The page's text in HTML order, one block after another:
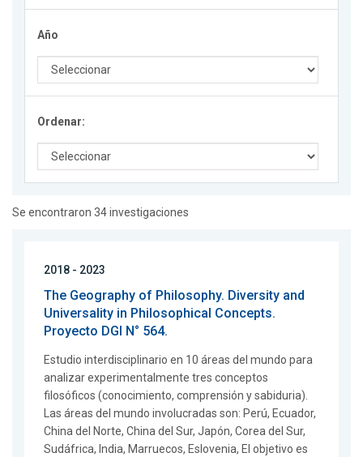
Año
Ordenar:
Se encontraron 34 investigaciones
2018 - 2023
The Geography of Philosophy. Diversity and
Universality in Philosophical Concepts.
Proyecto DGI N° 564.
Estudio interdisciplinario en 10 áreas del mundo para
analizar experimentalmente tres conceptos
filosóficos (conocimiento, comprensión y sabiduria).
Las áreas del mundo involucradas son: Perú, Ecuador,
China del Norte, China del Sur, Japón, Corea del Sur,
Sudáfrica, India, Marruecos, Eslovenia, El objetivo es